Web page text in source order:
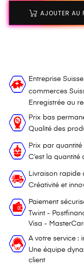
AJOUTER AU
Entreprise
commerces
Enregistrée au
Prix bas
Qualité des
Prix par quantité
C’est la
Livraison rapide
Créativité et
Paiement
Twint -
Visa -
A votre service :
Une équipe
client